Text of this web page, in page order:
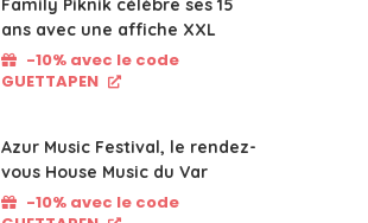
Family Piknik célèbre ses 15
ans avec une affiche XXL
-10% avec le code
GUETTAPEN
Azur Music Festival, le rendez-
vous House Music du Var
-10% avec le code